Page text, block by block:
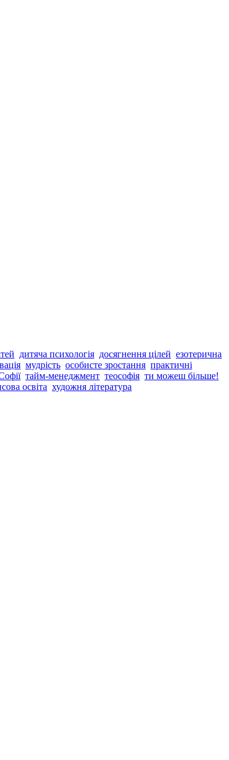
дитяча психологія досягнення цілей езотерична
мудрість особисте зростання практичні
тайм-менеджмент теософія ти можеш більше!
освіта художня література